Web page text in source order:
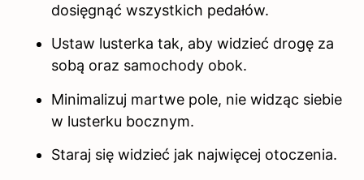
dosięgnąć wszystkich pedałów.
Ustaw lusterka tak, aby widzieć drogę za
sobą oraz samochody obok.
Minimalizuj martwe pole, nie widząc siebie
w lusterku bocznym.
Staraj się widzieć jak najwięcej otoczenia.